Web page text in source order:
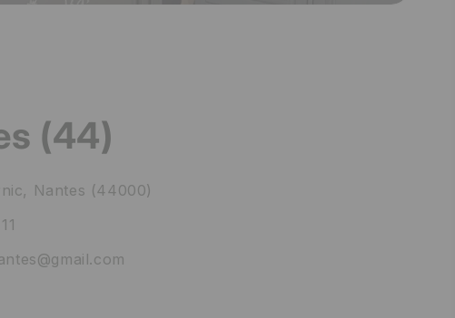
(44)
Nantes (44000)